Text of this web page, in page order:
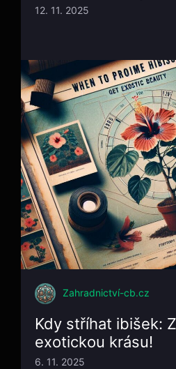
12. 11. 2025
Zahradnictví-cb.cz
Kdy stříhat ibišek:
exotickou krásu!
6. 11. 2025